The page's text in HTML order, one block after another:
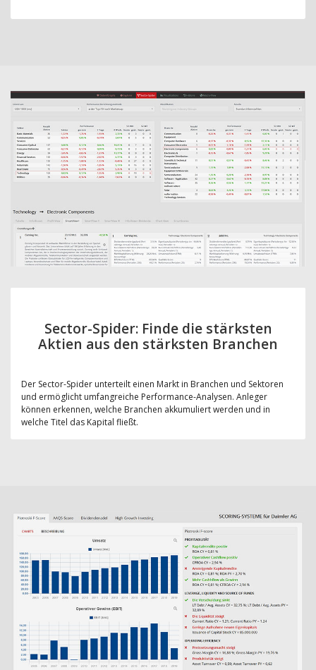
Sector-Spider: Finde die stärksten
Aktien aus den stärksten Branchen
Der Sector-Spider unterteilt einen Markt in Branchen und Sektoren
und ermöglicht umfangreiche Performance-Analysen. Anleger
können erkennen, welche Branchen akkumuliert werden und in
welche Titel das Kapital fließt.